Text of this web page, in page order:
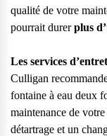
qualité de votre
pourrait durerplus
Les services
Culligan
fontaine à eau deux
maintenance de
détartrage et un
Service
Vous avez des
de votre matériel ?